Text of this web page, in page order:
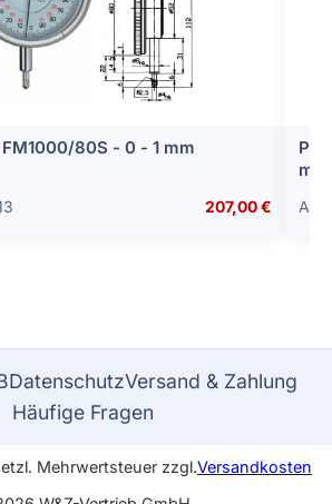
80S - 0 - 1 mm
207,00 €
DatenschutzVersand & Zahlung
Häufige Fragen
Mehrwertsteuer zzgl.Versandkosten